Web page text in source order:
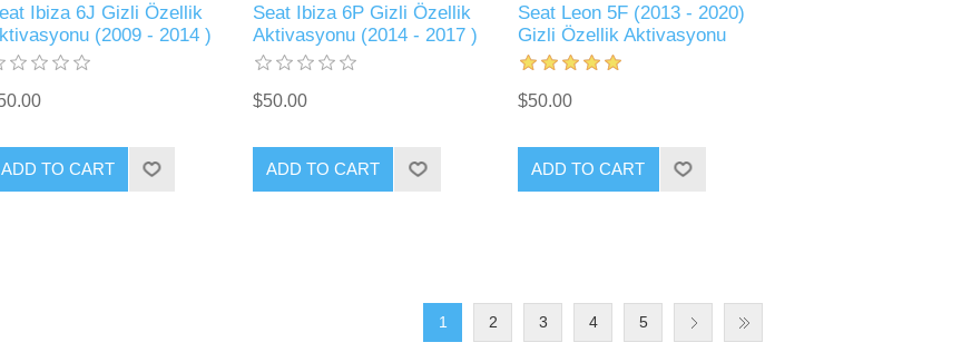
Ibiza 6J Gizli Özellik
(2009 - 2014 )
ADD TO CART
Seat Ibiza 6P Gizli Özellik
Aktivasyonu (2014 - 2017 )
$50.00
ADD TO CART
Seat Leon 5F (2013 - 2020)
Gizli Özellik Aktivasyonu
$50.00
ADD TO CART
1 2 3 4 5